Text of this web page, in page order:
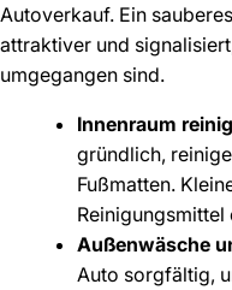
Autoverkauf. Ein
attraktiver und
umgegangen sind.
Innenraum
gründlich,
Fußmatten.
Reinigungsmittel
Außenwäsche
Auto sorgfältig,